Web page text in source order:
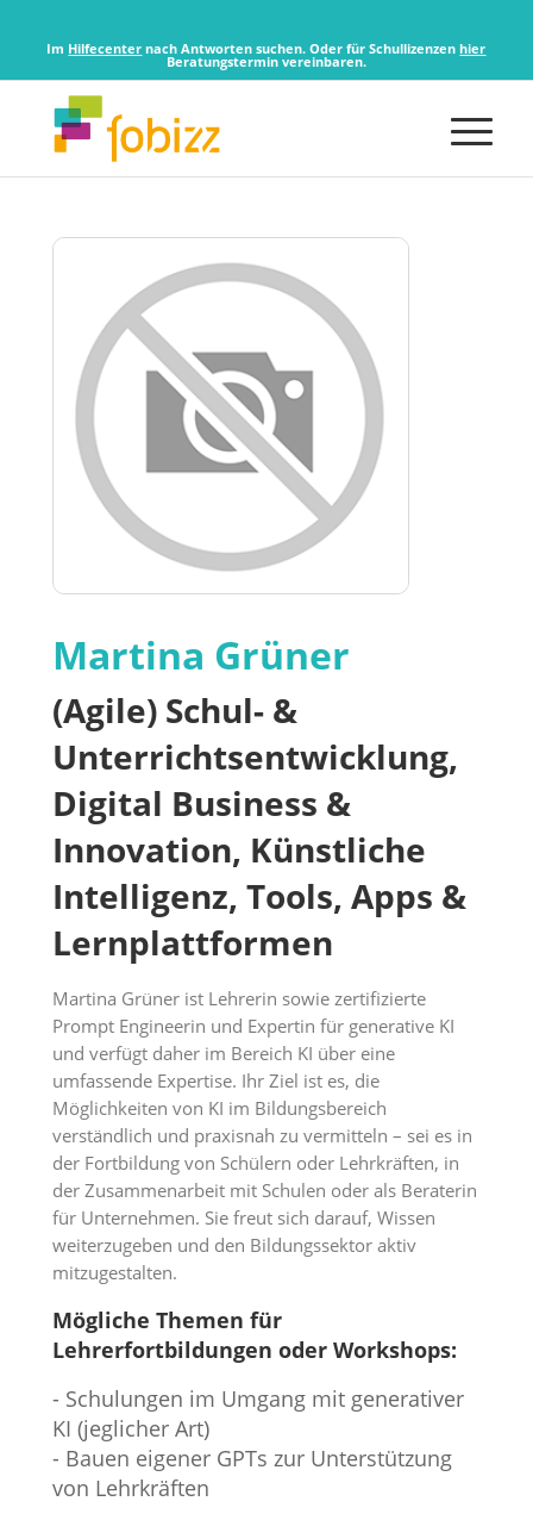
Im Hilfecenter nach Antworten suchen. Oder für Schullizenzenhier
Beratungstermin vereinbaren.
Martina Grüner
(Agile) Schul- &
Unterrichtsentwicklung,
Digital Business &
Innovation, Künstliche
Intelligenz, Tools, Apps &
Lernplattformen
Martina Grüner ist Lehrerin sowie zertifizierte
Prompt Engineerin und Expertin für generative KI
und verfügt daher im Bereich KI über eine
umfassende Expertise. Ihr Ziel ist es, die
Möglichkeiten von KI im Bildungsbereich
verständlich und praxisnah zu vermitteln – sei es in
der Fortbildung von Schülern oder Lehrkräften, in
der Zusammenarbeit mit Schulen oder als Beraterin
für Unternehmen. Sie freut sich darauf, Wissen
weiterzugeben und den Bildungssektor aktiv
mitzugestalten.
Mögliche Themen für
Lehrerfortbildungen oder Workshops:
- Schulungen im Umgang mit generativer
KI (jeglicher Art)
- Bauen eigener GPTs zur Unterstützung
von Lehrkräften